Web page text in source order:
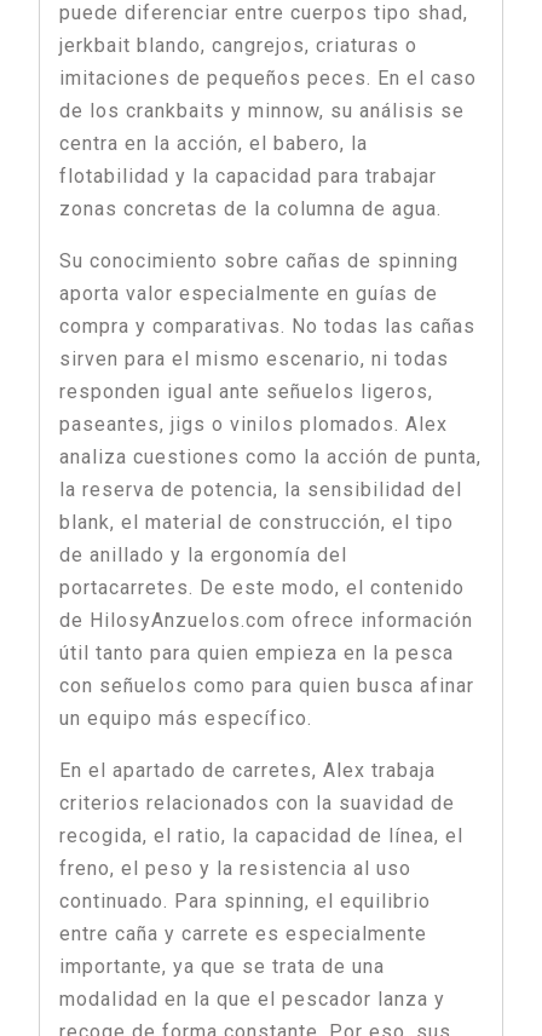
puede diferenciar entre cuerpos tipo shad,
jerkbait blando, cangrejos, criaturas o
imitaciones de pequeños peces. En el caso
de los crankbaits y minnow, su análisis se
centra en la acción, el babero, la
flotabilidad y la capacidad para trabajar
zonas concretas de la columna de agua.
Su conocimiento sobre cañas de spinning
aporta valor especialmente en guías de
compra y comparativas. No todas las cañas
sirven para el mismo escenario, ni todas
responden igual ante señuelos ligeros,
paseantes, jigs o vinilos plomados. Alex
analiza cuestiones como la acción de punta,
la reserva de potencia, la sensibilidad del
blank, el material de construcción, el tipo
de anillado y la ergonomía del
portacarretes. De este modo, el contenido
de HilosyAnzuelos.com ofrece información
útil tanto para quien empieza en la pesca
con señuelos como para quien busca afinar
un equipo más específico.
En el apartado de carretes, Alex trabaja
criterios relacionados con la suavidad de
recogida, el ratio, la capacidad de línea, el
freno, el peso y la resistencia al uso
continuado. Para spinning, el equilibrio
entre caña y carrete es especialmente
importante, ya que se trata de una
modalidad en la que el pescador lanza y